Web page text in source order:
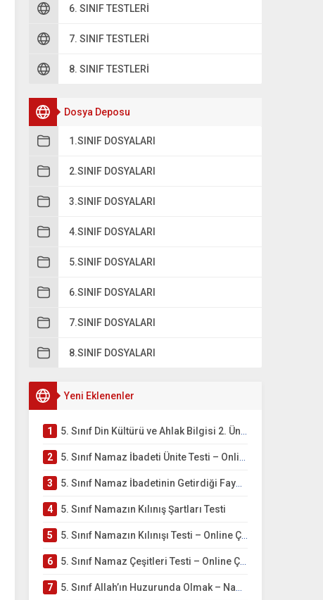
6. SINIF TESTLERI
7. SINIF TESTLERI
8. SINIF TESTLERI
Dosya Deposu
1.SINIF DOSYALARI
2.SINIF DOSYALARI
3.SINIF DOSYALARI
4.SINIF DOSYALARI
5.SINIF DOSYALARI
6.SINIF DOSYALARI
7.SINIF DOSYALARI
8.SINIF DOSYALARI
Yeni Eklenenler
1 5. Sınıf Din Kültürü ve Ahlak Bilgisi 2. Ünite: Namaz İbadeti Çalışmaları
2 5. Sınıf Namaz İbadeti Ünite Testi – Online Çöz
3 5. Sınıf Namaz İbadetinin Getirdiği Faydalar Testi
4 5. Sınıf Namazın Kılınış Şartları Testi
5 5. Sınıf Namazın Kılınışı Testi – Online Çöz
6 5. Sınıf Namaz Çeşitleri Testi – Online Çöz
7 5. Sınıf Allah’ın Huzurunda Olmak – Namaz İbadeti Testi
Zaman kaybetmemize neden olur.